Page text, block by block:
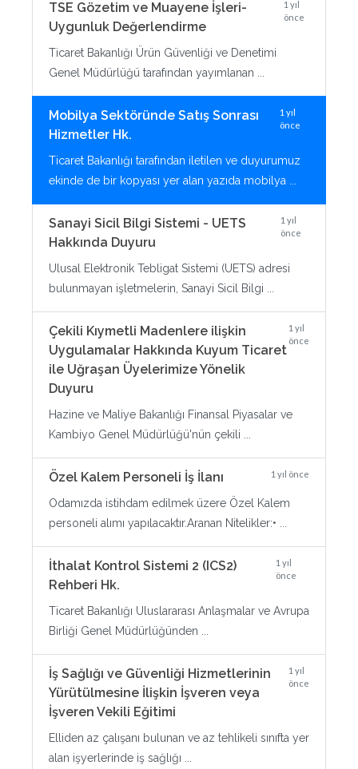
TSE Gözetim ve Muayene İşleri-
Uygunluk Değerlendirme
1 yıl
önce
Ticaret Bakanlığı Ürün Güvenliği ve Denetimi
Genel Müdürlüğü tarafından yayımlanan ...
Mobilya Sektöründe Satış Sonrası
Hizmetler Hk.
1 yıl
önce
Ticaret Bakanlığı tarafından iletilen ve duyurumuz
ekinde de bir kopyası yer alan yazıda mobilya ...
Sanayi Sicil Bilgi Sistemi - UETS
Hakkında Duyuru
1 yıl
önce
Ulusal Elektronik Tebligat Sistemi (UETS) adresi
bulunmayan işletmelerin, Sanayi Sicil Bilgi ...
Çekili Kıymetli Madenlere ilişkin
Uygulamalar Hakkında Kuyum Ticaret
ile Uğraşan Üyelerimize Yönelik
Duyuru
1 yıl
önce
Hazine ve Maliye Bakanlığı Finansal Piyasalar ve
Kambiyo Genel Müdürlüğü'nün çekili ...
Özel Kalem Personeli İş İlanı 1 yıl önce
Odamızda istihdam edilmek üzere Özel Kalem
personeli alımı yapılacaktır.Aranan Nitelikler:• ...
İthalat Kontrol Sistemi 2 (ICS2)
Rehberi Hk.
1 yıl
önce
Ticaret Bakanlığı Uluslararası Anlaşmalar ve Avrupa
Birliği Genel Müdürlüğünden ...
İş Sağlığı ve Güvenliği Hizmetlerinin
Yürütülmesine İlişkin İşveren veya
İşveren Vekili Eğitimi
1 yıl
önce
Elliden az çalışanı bulunan ve az tehlikeli sınıfta yer
alan işyerlerinde iş sağlığı ...